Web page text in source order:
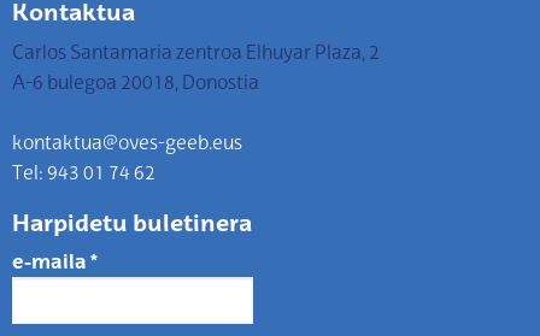
Kontaktua
Carlos Santamaria zentroa Elhuyar Plaza, 2
A-6 bulegoa 20018, Donostia
kontaktua@oves-geeb.eus
Tel: 943 01 74 62
Harpidetu buletinera
e-maila *